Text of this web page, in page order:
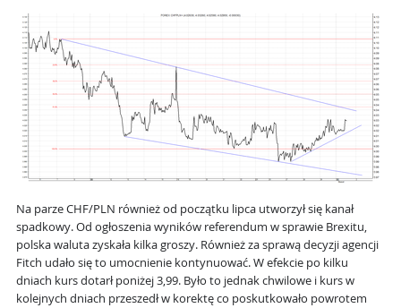
Na parze CHF/PLN również od początku lipca utworzył się kanał
spadkowy. Od ogłoszenia wyników referendum w sprawie Brexitu,
polska waluta zyskała kilka groszy. Również za sprawą decyzji agencji
Fitch udało się to umocnienie kontynuować. W efekcie po kilku
dniach kurs dotarł poniżej 3,99. Było to jednak chwilowe i kurs w
kolejnych dniach przeszedł w korektę co poskutkowało powrotem